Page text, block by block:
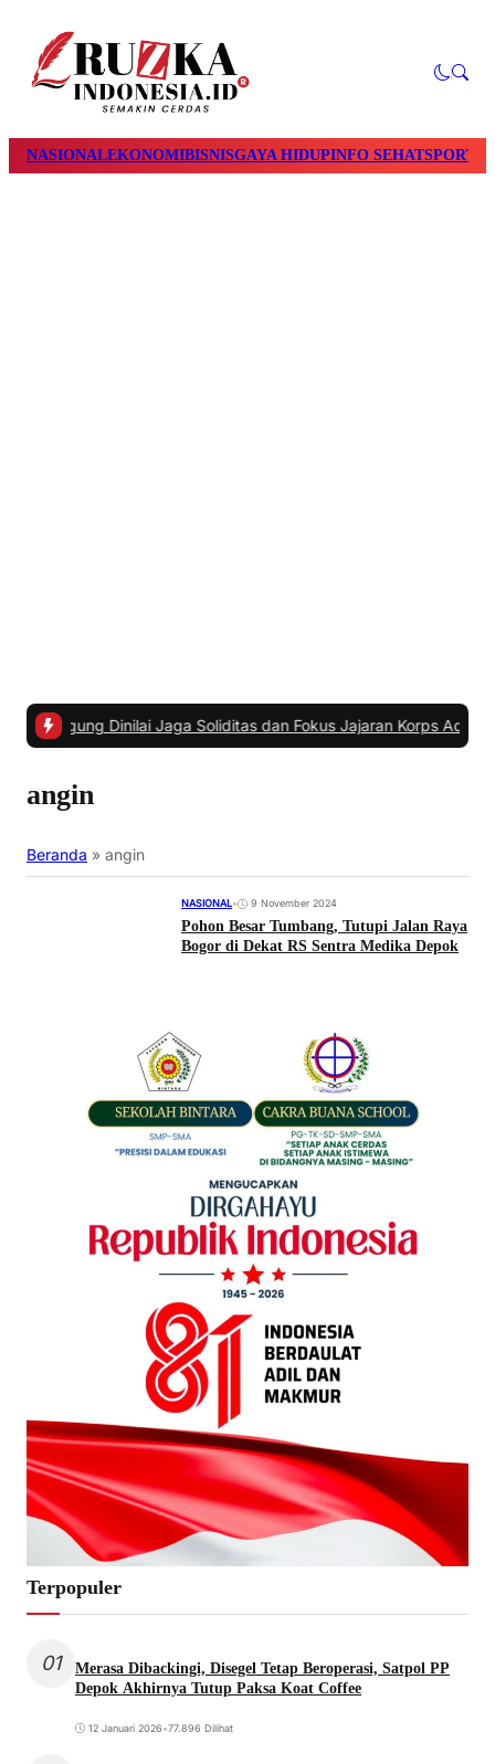
NASIONALEKONOMIBISNISGAYA HIDUPINFO SEHATSPORTS
Dinilai Jaga Soliditas dan Fokus Jajaran Korps Adhyaksa|#3 -
angin
Beranda » angin
NASIONAL• 9 November 2024
Pohon Besar Tumbang, Tutupi Jalan Raya
Bogor di Dekat RS Sentra Medika Depok
Terpopuler
01
Merasa Dibackingi, Disegel Tetap Beroperasi, Satpol PP
Depok Akhirnya Tutup Paksa Koat Coffee
12 Januari 2026•77.896 Dilihat